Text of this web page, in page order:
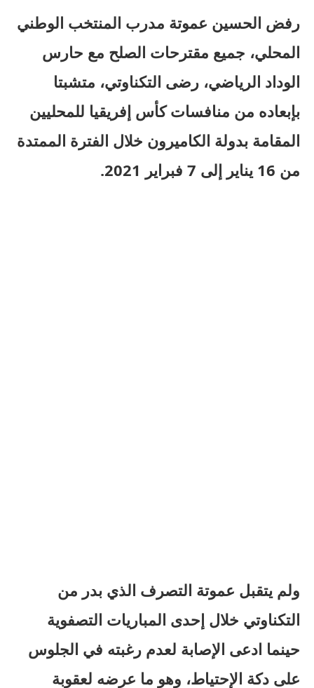
رفض الحسين عموتة مدرب المنتخب الوطني
المحلي، جميع مقترحات الصلح مع حارس
الوداد الرياضي، رضى التكناوتي، متشبتا
بإبعاده من منافسات كأس إفريقيا للمحليين
المقامة بدولة الكاميرون خلال الفترة الممتدة
من 16 يناير إلى 7 فبراير 2021.
ولم يتقبل عموتة التصرف الذي بدر من
التكناوتي خلال إحدى المباريات التصفوية
حينما ادعى الإصابة لعدم رغبته في الجلوس
على دكة الإحتياط، وهو ما عرضه لعقوبة